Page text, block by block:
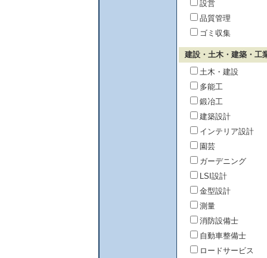
設営
品質管理
ゴミ収集
建設・土木・建築・工
土木・建設
多能工
鍛冶工
建築設計
インテリア設計
園芸
ガーデニング
LSI設計
金型設計
測量
消防設備士
自動車整備士
ロードサービス